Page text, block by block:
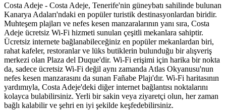
Costa Adeje - Costa Adeje, Tenerife'nin güneybatı sahilinde bulunan
Kanarya Adaları'ndaki en popüler turistik destinasyonlardan biridir.
Muhteşem plajları ve nefes kesen manzaralarının yanı sıra, Costa
Adeje ücretsiz Wi-Fi hizmeti sunulan çeşitli mekanlara sahiptir.
Ücretsiz internete bağlanabileceğiniz en popüler mekanlardan biri,
rahat kafeler, restoranlar ve lüks butiklerin bulunduğu bir alışveriş
merkezi olan Plaza del Duque'dir. Wi-Fi erişimi için harika bir nokta
da, sadece ücretsiz Wi-Fi değil aynı zamanda Atlas Okyanusu'nun
nefes kesen manzarasını da sunan Fañabe Plajı'dır. Wi-Fi haritasının
yardımıyla, Costa Adeje'deki diğer internet bağlantısı noktalarını
kolayca bulabilirsiniz. Yerli bir sakin veya ziyaretçi olun, her zaman
bağlı kalabilir ve şehri en iyi şekilde keşfedebilirsiniz.